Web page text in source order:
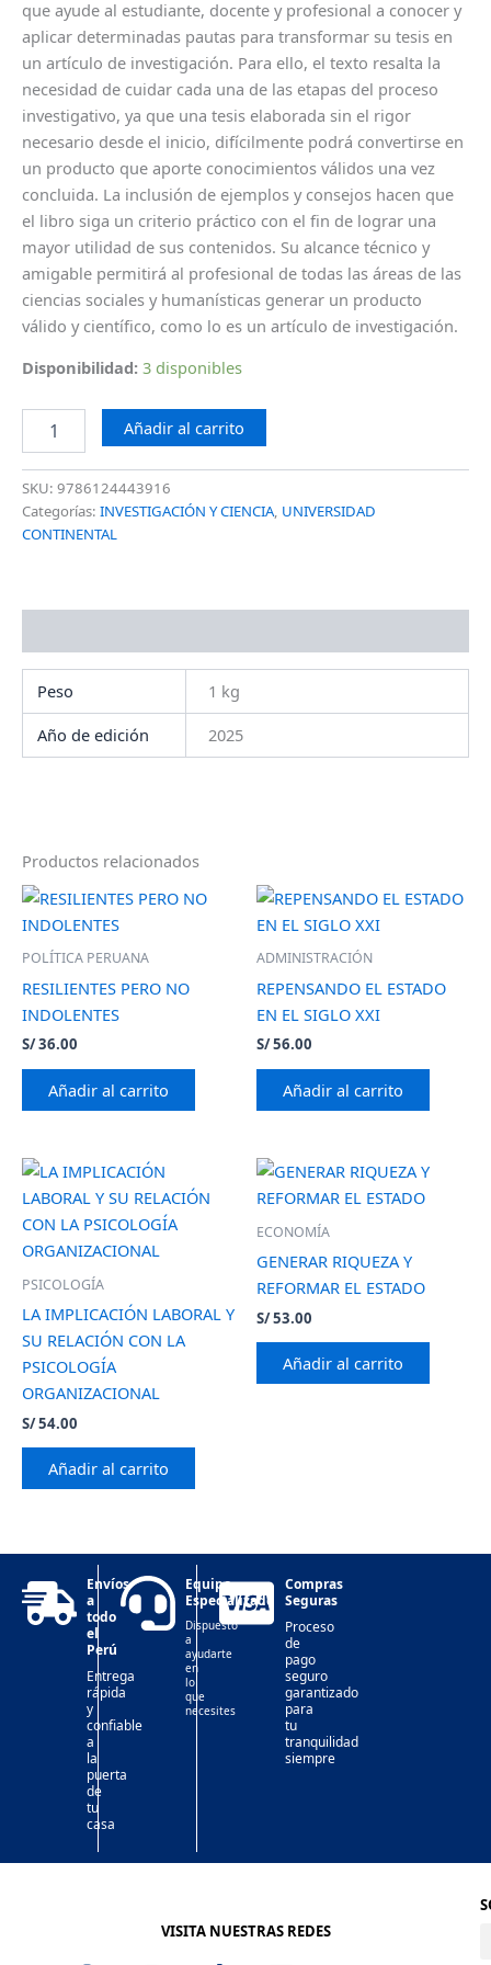
que ayude al estudiante, docente y profesional a conocer y
aplicar determinadas pautas para transformar su tesis en
un artículo de investigación. Para ello, el texto resalta la
necesidad de cuidar cada una de las etapas del proceso
investigativo, ya que una tesis elaborada sin el rigor
necesario desde el inicio, difícilmente podrá convertirse en
un producto que aporte conocimientos válidos una vez
concluida. La inclusión de ejemplos y consejos hacen que
el libro siga un criterio práctico con el fin de lograr una
mayor utilidad de sus contenidos. Su alcance técnico y
amigable permitirá al profesional de todas las áreas de las
ciencias sociales y humanísticas generar un producto
válido y científico, como lo es un artículo de investigación.
Disponibilidad: 3 disponibles
Añadir al carrito
SKU: 9786124443916
Categorías: INVESTIGACIÓN Y CIENCIA, UNIVERSIDAD
CONTINENTAL
Peso
1 kg
Año de edición
2025
Productos relacionados
POLÍTICA PERUANA
RESILIENTES PERO NO
INDOLENTES
S/36.00
Añadir al carrito
ADMINISTRACIÓN
REPENSANDO EL ESTADO
EN EL SIGLO XXI
S/56.00
Añadir al carrito
PSICOLOGÍA
LA IMPLICACIÓN LABORAL Y
SU RELACIÓN CON LA
PSICOLOGÍA
ORGANIZACIONAL
S/54.00
Añadir al carrito
ECONOMÍA
GENERAR RIQUEZA Y
REFORMAR EL ESTADO
S/53.00
Añadir al carrito
Envíos
a
todo
el
Perú
Entrega
rápida
y
confiable
a
la
puerta
de
tu
casa
Equipo
Especializado
Dispuesto
a
ayudarte
en
lo
que
necesites
Compras
Seguras
Proceso
de
pago
seguro
garantizado
para
tu
tranquilidad
siempre
VISITA NUESTRAS REDES